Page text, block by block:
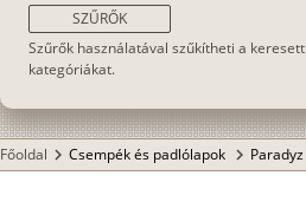
SZŰRŐK
Szűrők használatával szűkítheti a keresett
kategóriákat.
Főoldal chevron_right Csempék és padlólapok chevron_right Paradyz